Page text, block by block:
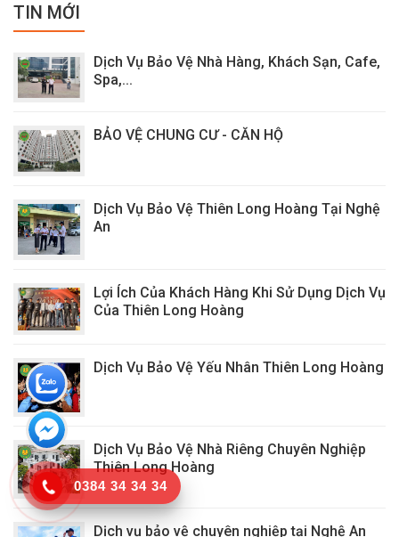
TIN MỚI
Dịch Vụ Bảo Vệ Nhà Hàng, Khách Sạn, Cafe,
Spa,...
BẢO VỆ CHUNG CƯ - CĂN HỘ
Dịch Vụ Bảo Vệ Thiên Long Hoàng Tại Nghệ
An
Lợi Ích Của Khách Hàng Khi Sử Dụng Dịch Vụ
Của Thiên Long Hoàng
Dịch Vụ Bảo Vệ Yếu Nhân Thiên Long Hoàng
Dịch Vụ Bảo Vệ Nhà Riêng Chuyên Nghiệp
Thiên Long Hoàng
Dịch vụ bảo vệ chuyên nghiệp tại Nghệ An
0384 34 34 34